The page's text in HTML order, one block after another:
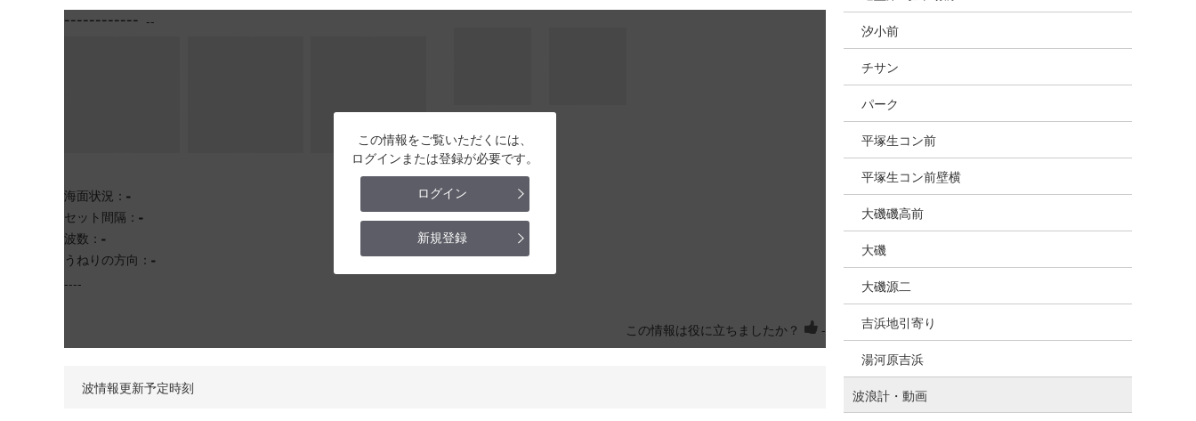
この情報をご覧いただくには、
ログインまたは登録が必要です。
ログイン
新規登録
------------ --
海面状況： -
セット間隔： -
波数： -
うねりの方向： -
----
この情報は役に立ちましたか？ -
波情報更新予定時刻
汐小前
チサン
パーク
平塚生コン前
平塚生コン前壁横
大磯磯高前
大磯
大磯源二
吉浜地引寄り
湯河原吉浜
波浪計・動画